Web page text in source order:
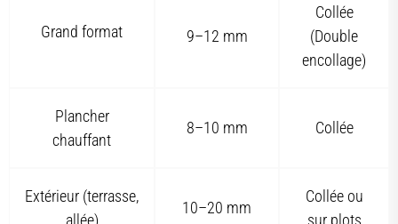
Grand format 9–12 mm
Collée
(Double
encollage)
Plancher
chauffant
8–10 mm Collée
Extérieur (terrasse,
allée)
10–20 mm
Collée ou
sur plots